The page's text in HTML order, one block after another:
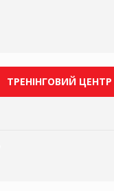
ТРЕНІНГОВИЙ ЦЕНТР